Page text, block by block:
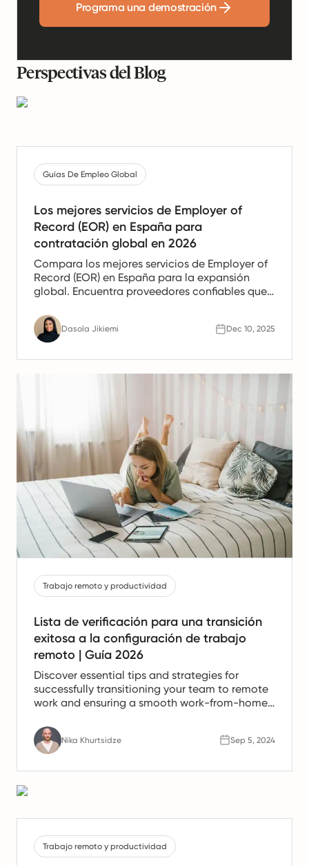
Programa una demostración
Perspectivas del Blog
Guías De Empleo Global
Los mejores servicios de Employer of
Record (EOR) en España para
contratación global en 2026
Compara los mejores servicios de Employer of
Record (EOR) en España para la expansión
global. Encuentra proveedores confiables que
y cumplimiento para equipos españoles.
Dasola Jikiemi Dec 10, 2025
Trabajo remoto y productividad
Lista de verificación para una transición
exitosa a la configuración de trabajo
remoto | Guía 2026
Discover essential tips and strategies for
successfully transitioning your team to remote
work and ensuring a smooth work-from-home
Nika Khurtsidze Sep 5, 2024
Trabajo remoto y productividad